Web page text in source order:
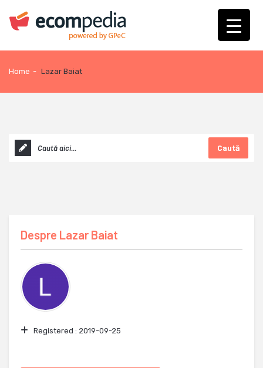
Home - Lazar Baiat
Caută
Despre Lazar Baiat
Registered : 2019-09-25